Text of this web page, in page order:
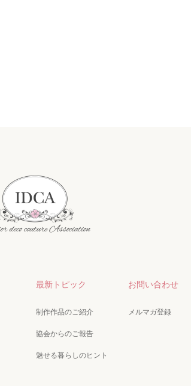
最新トピック
制作作品のご紹介
協会からのご報告
魅せる暮らしのヒント
お問い合わせ
メルマガ登録